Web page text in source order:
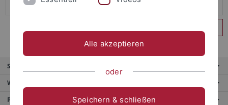
Service
Weitere Angebote
Portale
Alle akzeptieren
oder
Speichern & schließen